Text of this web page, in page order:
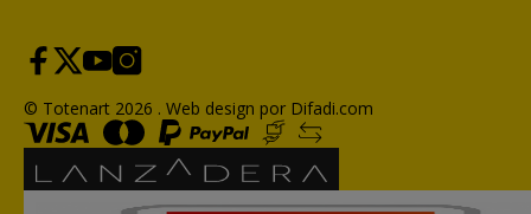
© Totenart 2026 . Web design por Difadi.com